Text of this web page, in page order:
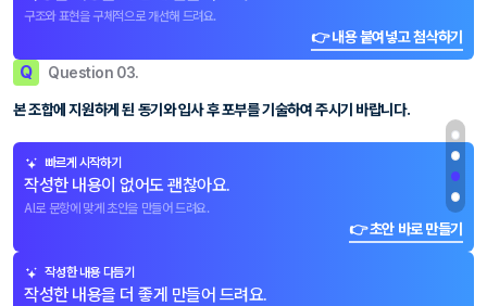
구조와 표현을 구체적으로 개선해 드려요.
👉 내용 붙여넣고 첨삭하기
Q Question 03.
본 조합에 지원하게 된 동기와 입사 후 포부를 기술하여 주시기 바랍니다.
빠르게 시작하기
작성한 내용이 없어도 괜찮아요.
AI로 문항에 맞게 초안을 만들어 드려요.
👉 초안 바로 만들기
작성한 내용 다듬기
작성한 내용을 더 좋게 만들어 드려요.